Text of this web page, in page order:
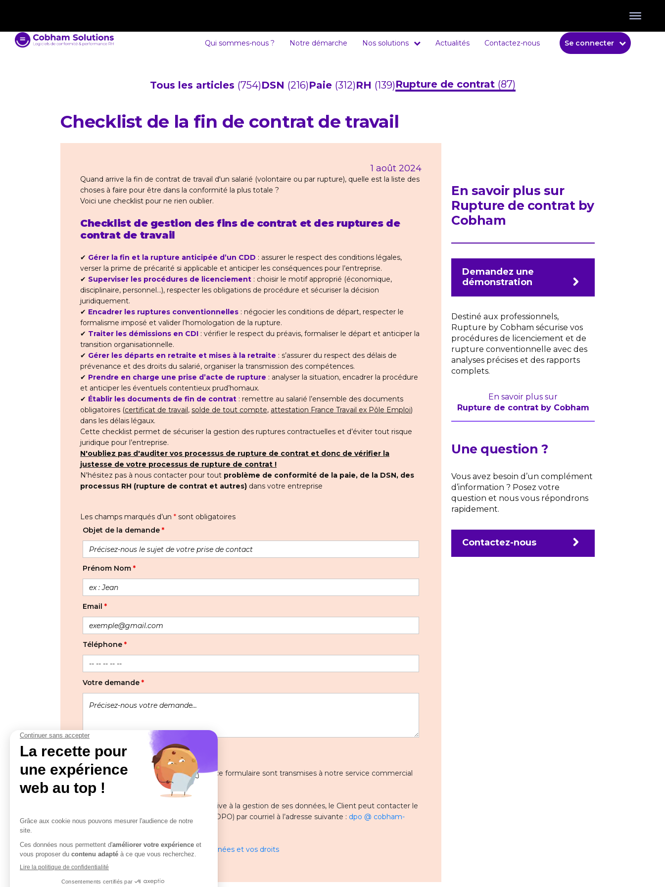
Qui sommes-nous ? Notre démarche Nos solutions Actualités Contactez-nous Se connecter
Tous les articles (754)DSN (216)Paie (312)RH (139)Rupture de contrat (87)
Checklist de la fin de contrat de travail
1 août 2024
Quand arrive la fin de contrat de travail d'un salarié (volontaire ou par rupture), quelle est la liste des
choses à faire pour être dans la conformité la plus totale ?
Voici une checklist pour ne rien oublier.
Checklist de gestion des fins de contrat et des ruptures de
contrat de travail
✔ Gérer la fin et la rupture anticipée d’un CDD : assurer le respect des conditions légales,
verser la prime de précarité si applicable et anticiper les conséquences pour l’entreprise.
✔ Superviser les procédures de licenciement : choisir le motif approprié (économique,
disciplinaire, personnel...), respecter les obligations de procédure et sécuriser la décision
juridiquement.
✔ Encadrer les ruptures conventionnelles : négocier les conditions de départ, respecter le
formalisme imposé et valider l’homologation de la rupture.
✔ Traiter les démissions en CDI : vérifier le respect du préavis, formaliser le départ et anticiper la
transition organisationnelle.
✔ Gérer les départs en retraite et mises à la retraite : s’assurer du respect des délais de
prévenance et des droits du salarié, organiser la transmission des compétences.
✔ Prendre en charge une prise d’acte de rupture : analyser la situation, encadrer la procédure
et anticiper les éventuels contentieux prud’homaux.
✔ Établir les documents de fin de contrat : remettre au salarié l’ensemble des documents
obligatoires (certificat de travail, solde de tout compte, attestation France Travail ex Pôle Emploi)
dans les délais légaux.
Cette checklist permet de sécuriser la gestion des ruptures contractuelles et d’éviter tout risque
juridique pour l’entreprise.
N'oubliez pas d'auditer vos processus de rupture de contrat et donc de vérifier la
justesse de votre processus de rupture de contrat !
N'hésitez pas à nous contacter pour tout problème de conformité de la paie, de la DSN, des
processus RH (rupture de contrat et autres) dans votre entreprise
Les champs marqués d’un * sont obligatoires
Objet de la demande *
Prénom Nom *
Email *
Téléphone *
Votre demande *
Les informations recueillies à partir de ce formulaire sont transmises à notre service commercial
pour gérer votre demande.
Pour toute question ou remarque relative à la gestion de ses données, le Client peut contacter le
Délégué à la protection des données (DPO) par courriel à l’adresse suivante : dpo @ cobham-
solutions.com
En savoir plus sur la gestion de vos données et vos droits
En savoir plus sur
Rupture de contrat by
Cobham
Demandez une
démonstration
Destiné aux professionnels,
Rupture by Cobham sécurise vos
procédures de licenciement et de
rupture conventionnelle avec des
analyses précises et des rapports
complets.
En savoir plus sur
Rupture de contrat by Cobham
Une question ?
Vous avez besoin d’un complément
d’information ? Posez votre
question et nous vous répondrons
rapidement.
Contactez-nous